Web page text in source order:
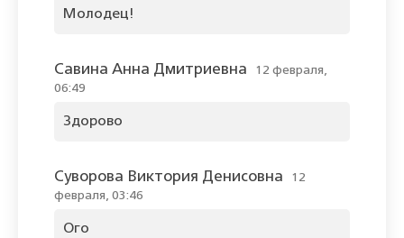
Молодец!
Савина Анна Дмитриевна
12 февраля,
06:49
Здорово
Суворова Виктория Денисовна
12
февраля, 03:46
Ого